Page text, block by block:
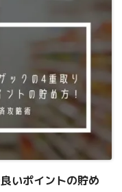
いポイントの貯め